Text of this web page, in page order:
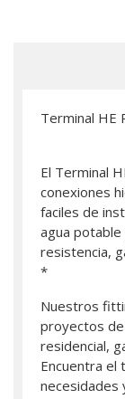
Terminal HE
El Terminal
conexiones
faciles de
agua potable
resistencia,
*
Nuestros
proyectos
residencial,
Encuentra el
necesidades